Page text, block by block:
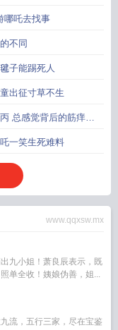
哪吒去找事
不同
子能踢死人
出征寸草不生
总感觉背后的筋痒痒
一笑生死难料
www.qqxsw.mx
九小姐！萧良辰表示，既
单全收！姨娘伪善，姐...
，五行三家，尽在宝鉴